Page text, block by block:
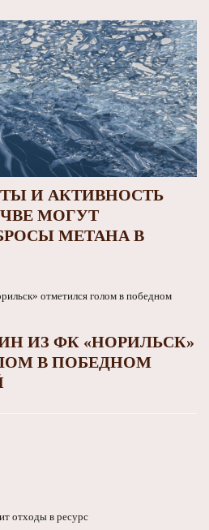
И АКТИВНОСТЬ
МОГУТ
МЕТАНА В
ИЗ ФК «НОРИЛЬСК»
В ПОБЕДНОМ